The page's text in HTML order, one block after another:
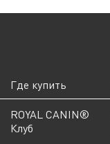
Где купить
ROYAL CANIN®
Клуб